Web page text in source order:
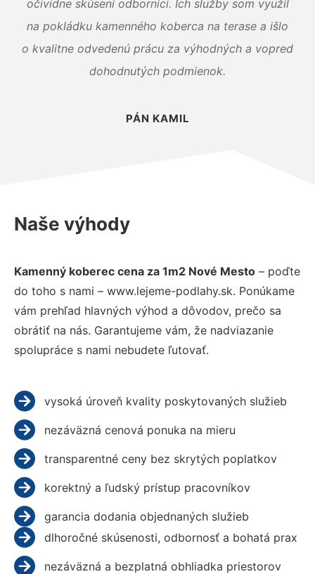
očividne skúsení odborníci. Ich služby som využil
na pokládku kamenného koberca na terase a išlo
o kvalitne odvedenú prácu za výhodných a vopred
dohodnutých podmienok.
PÁN KAMIL
Naše výhody
Kamenný koberec cena za 1m2 Nové Mesto – poďte
do toho s nami – www.lejeme-podlahy.sk. Ponúkame
vám prehľad hlavných výhod a dôvodov, prečo sa
obrátiť na nás. Garantujeme vám, že nadviazanie
spolupráce s nami nebudete ľutovať.
vysoká úroveň kvality poskytovaných služieb
nezáväzná cenová ponuka na mieru
transparentné ceny bez skrytých poplatkov
korektný a ľudský prístup pracovníkov
garancia dodania objednaných služieb
dlhoročné skúsenosti, odbornosť a bohatá prax
nezáväzná a bezplatná obhliadka priestorov